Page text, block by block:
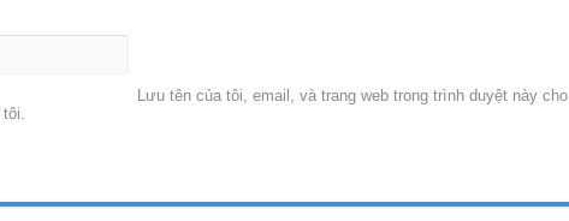
Lưu tên của tôi, email, và trang web trong trình duyệt này cho